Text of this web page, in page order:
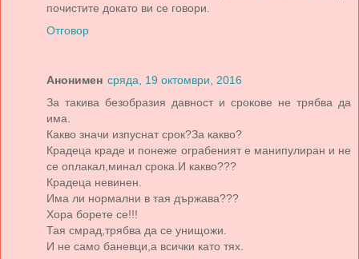
почистите докато ви се говори.
Отговор
Анонимен сряда, 19 октомври, 2016
За такива безобразия давност и срокове не трябва да
има.
Какво значи изпуснат срок?За какво?
Крадеца краде и понеже ограбеният е манипулиран и не
се оплакал,минал срока.И какво???
Крадеца невинен.
Има ли нормални в тая държава???
Хора борете се!!!
Тая смрад,трябва да се унищожи.
И не само баневци,а всички като тях.